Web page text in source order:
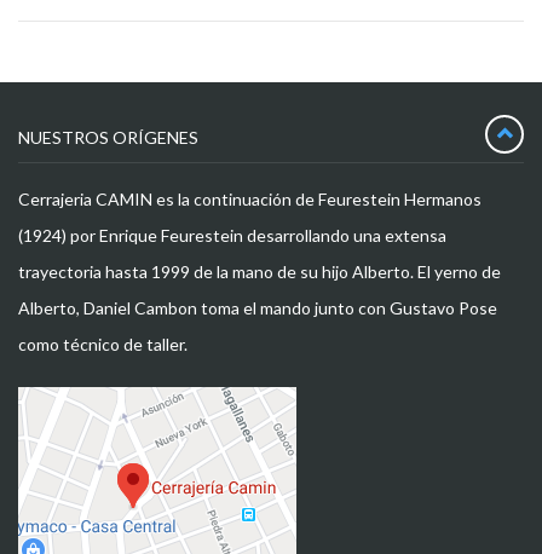
NUESTROS ORÍGENES
Cerrajeria CAMIN es la continuación de Feurestein Hermanos
(1924) por Enrique Feurestein desarrollando una extensa
trayectoria hasta 1999 de la mano de su hijo Alberto. El yerno de
Alberto, Daniel Cambon toma el mando junto con Gustavo Pose
como técnico de taller.